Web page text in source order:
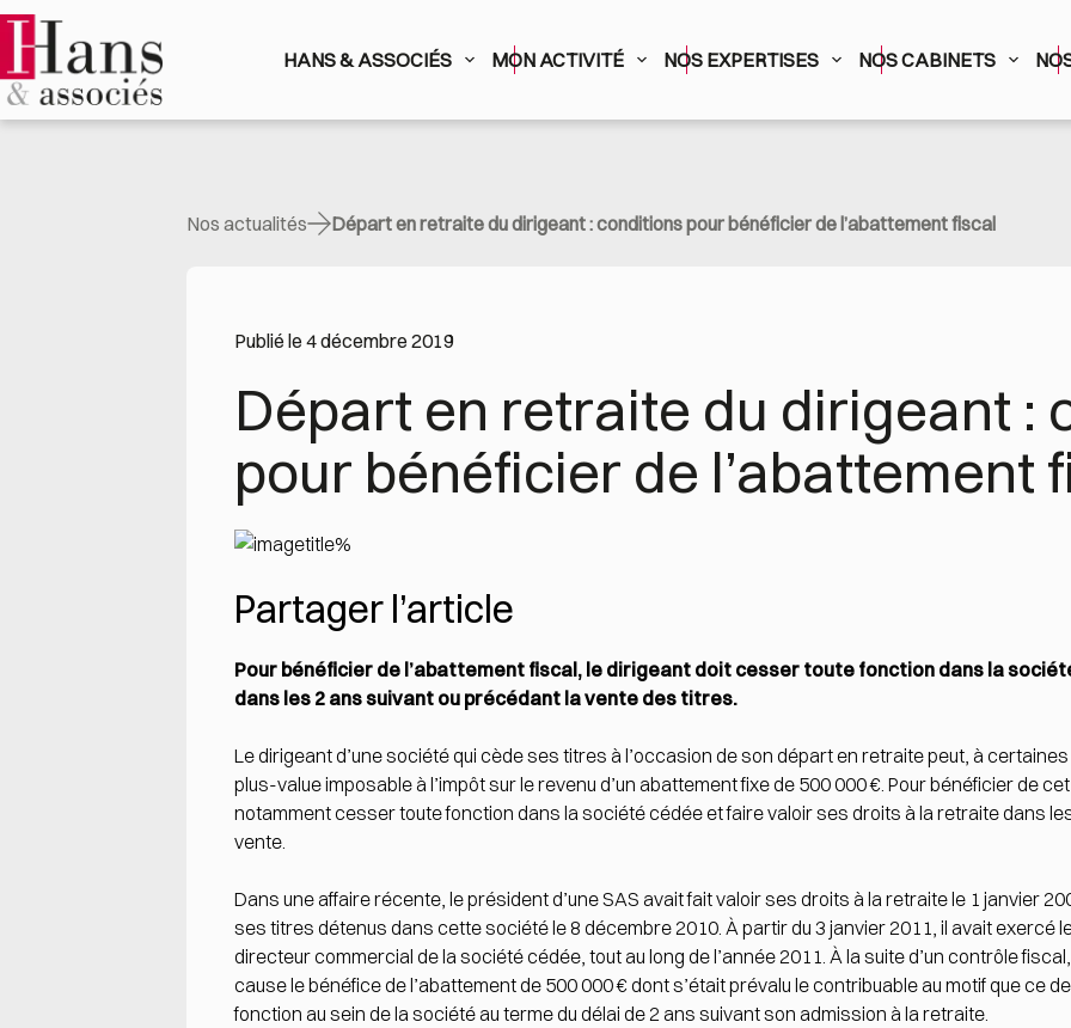
contenu
HANS & ASSOCIÉS MON ACTIVITÉ NOS EXPERTISES NOS CABINETS
Nos actualités Départ en retraite du dirigeant : conditions pour bénéficier de l’abattement fiscal
Publié le 4 décembre 2019
Départ en retraite du dirigeant :
pour bénéficier de l’abattement
Partager l’article
Pour bénéficier de l’abattement fiscal, le dirigeant doit cesser toute fonction dans la
dans les 2 ans suivant ou précédant la vente des titres.
Le dirigeant d’une société qui cède ses titres à l’occasion de son départ en retraite peut, à
plus-value imposable à l’impôt sur le revenu d’un abattement fixe de 500 000 €. Pour bénéficier de
notamment cesser toute fonction dans la société cédée et faire valoir ses droits à la retraite dans
vente.
Dans une affaire récente, le président d’une SAS avait fait valoir ses droits à la retraite le 1 janvier
ses titres détenus dans cette société le 8 décembre 2010. À partir du 3 janvier 2011, il avait exercé
directeur commercial de la société cédée, tout au long de l’année 2011. À la suite d’un contrôle
cause le bénéfice de l’abattement de 500 000 € dont s’était prévalu le contribuable au motif que ce
fonction au sein de la société au terme du délai de 2 ans suivant son admission à la retraite.